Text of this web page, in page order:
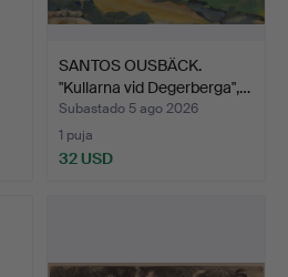
SANTOS OUSBÄCK.
"Kullarna vid Degerberga",…
Subastado 5 ago 2026
1 puja
32 USD